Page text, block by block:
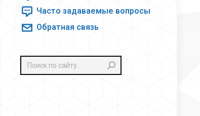
Часто задаваемые вопросы
Обратная связь
Поиск: